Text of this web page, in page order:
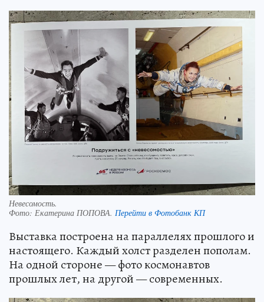
Невесомость.
Фото: Екатерина ПОПОВА. Перейти в Фотобанк КП
Выставка построена на параллелях прошлого и
настоящего. Каждый холст разделен пополам.
На одной стороне — фото космонавтов
прошлых лет, на другой — современных.